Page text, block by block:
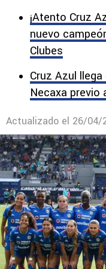
¡Atento Cruz
nuevo
Clubes
Cruz Azul
Necaxa previo
Actualizado el 26/04/